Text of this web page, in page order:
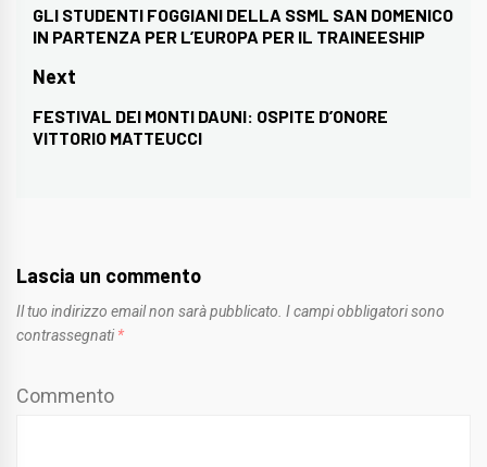
articoli
Previous
post:
GLI STUDENTI FOGGIANI DELLA SSML SAN DOMENICO
IN PARTENZA PER L’EUROPA PER IL TRAINEESHIP
Next
Next
post:
FESTIVAL DEI MONTI DAUNI: OSPITE D’ONORE
VITTORIO MATTEUCCI
Lascia un commento
Il tuo indirizzo email non sarà pubblicato. I campi obbligatori sono
contrassegnati *
Commento